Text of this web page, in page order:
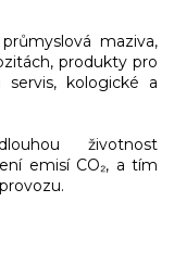
maziva,
produkty pro
kologické a
životnost
emisí CO₂, a tím